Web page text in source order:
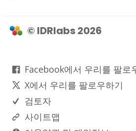
© IDRlabs 2026
Facebook에서 우리를 팔로
X에서 우리를 팔로우하기
검토자
사이트맵